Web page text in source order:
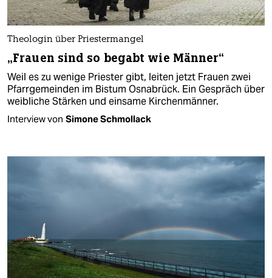
Theologin über Priestermangel
„Frauen sind so begabt wie Männer“
Weil es zu wenige Priester gibt, leiten jetzt Frauen zwei
Pfarrgemeinden im Bistum Osnabrück. Ein Gespräch über
weibliche Stärken und einsame Kirchenmänner.
Interview von Simone Schmollack